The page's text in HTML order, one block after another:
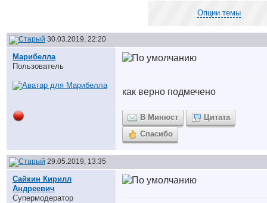
Опции темы
30.03.2019, 22:20
Марибелла
Пользователь
как верно подмечено
В Минюст
Цитата
Спасибо
29.05.2019, 13:35
Сайкин Кирилл
Андреевич
Супермодератор